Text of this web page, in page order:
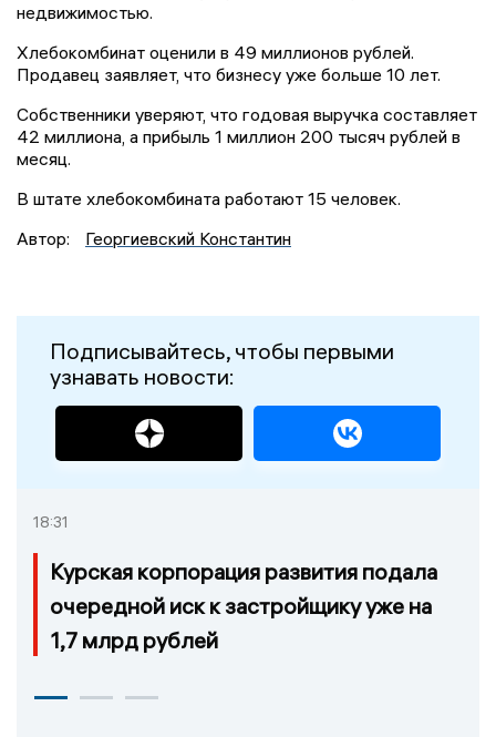
недвижимостью.
Хлебокомбинат оценили в 49 миллионов рублей.
Продавец заявляет, что бизнесу уже больше 10 лет.
Собственники уверяют, что годовая выручка составляет
42 миллиона, а прибыль 1 миллион 200 тысяч рублей в
месяц.
В штате хлебокомбината работают 15 человек.
Автор:
Георгиевский Константин
Подписывайтесь, чтобы первыми
узнавать новости:
18:31
Курская корпорация развития подала
очередной иск к застройщику уже на
1,7 млрд рублей